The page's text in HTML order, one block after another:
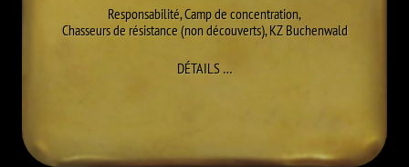
Responsabilité,Camp de concentration,
Chasseurs de résistance (non découverts),KZ Buchenwald
DÉTAILS…À JOSEF LUDA